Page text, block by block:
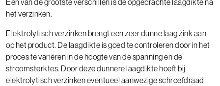
het verzinken.
Elektrolytisch verzinken brengt een zeer dunne laag zink aan
op het product. De laagdikte is goed te controleren door in het
proces te variëren in de hoogte van de spanning en de
stroomsterktes. Door deze dunnere laagdikte hoeft bij
elektrolytisch verzinken eventueel aanwezige schroefdraad